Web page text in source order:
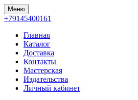
Меню
+79145400161
Главная
Каталог
Доставка
Контакты
Мастерская
Издательства
Личный кабинет